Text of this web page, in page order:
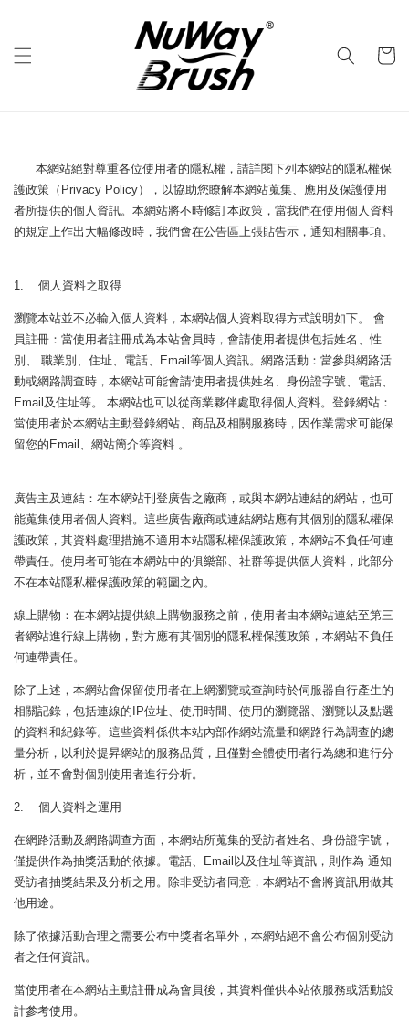
本網站絕對尊重各位使用者的隱私權，請詳閱下列本網站的隱私權保
護政策（Privacy Policy），以協助您瞭解本網站蒐集、應用及保護使用
者所提供的個人資訊。本網站將不時修訂本政策，當我們在使用個人資料
的規定上作出大幅修改時，我們會在公告區上張貼告示，通知相關事項。
1. 個人資料之取得
瀏覽本站並不必輸入個人資料，本網站個人資料取得方式說明如下。 會
員註冊：當使用者註冊成為本站會員時，會請使用者提供包括姓名、性
別、 職業別、住址、電話、Email等個人資訊。網路活動：當參與網路活
動或網路調查時，本網站可能會請使用者提供姓名、身份證字號、電話、
Email及住址等。 本網站也可以從商業夥伴處取得個人資料。登錄網站：
當使用者於本網站主動登錄網站、商品及相關服務時，因作業需求可能保
留您的Email、網站簡介等資料 。
廣告主及連結：在本網站刊登廣告之廠商，或與本網站連結的網站，也可
能蒐集使用者個人資料。這些廣告廠商或連結網站應有其個別的隱私權保
護政策，其資料處理措施不適用本站隱私權保護政策，本網站不負任何連
帶責任。使用者可能在本網站中的俱樂部、社群等提供個人資料，此部分
不在本站隱私權保護政策的範圍之內。
線上購物：在本網站提供線上購物服務之前，使用者由本網站連結至第三
者網站進行線上購物，對方應有其個別的隱私權保護政策，本網站不負任
何連帶責任。
除了上述，本網站會保留使用者在上網瀏覽或查詢時於伺服器自行產生的
相關記錄，包括連線的IP位址、使用時間、使用的瀏覽器、瀏覽以及點選
的資料和紀錄等。這些資料係供本站內部作網站流量和網路行為調查的總
量分析，以利於提昇網站的服務品質，且僅對全體使用者行為總和進行分
析，並不會對個別使用者進行分析。
2. 個人資料之運用
在網路活動及網路調查方面，本網站所蒐集的受訪者姓名、身份證字號，
僅提供作為抽獎活動的依據。電話、Email以及住址等資訊，則作為 通知
受訪者抽獎結果及分析之用。除非受訪者同意，本網站不會將資訊用做其
他用途。
除了依據活動合理之需要公布中獎者名單外，本網站絕不會公布個別受訪
者之任何資訊。
當使用者在本網站主動註冊成為會員後，其資料僅供本站依服務或活動設
計參考使用。